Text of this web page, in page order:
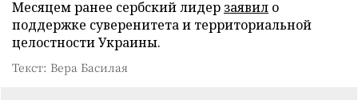
Месяцем ранее сербский лидер заявил о
поддержке суверенитета и территориальной
целостности Украины.
Текст: Вера Басилая